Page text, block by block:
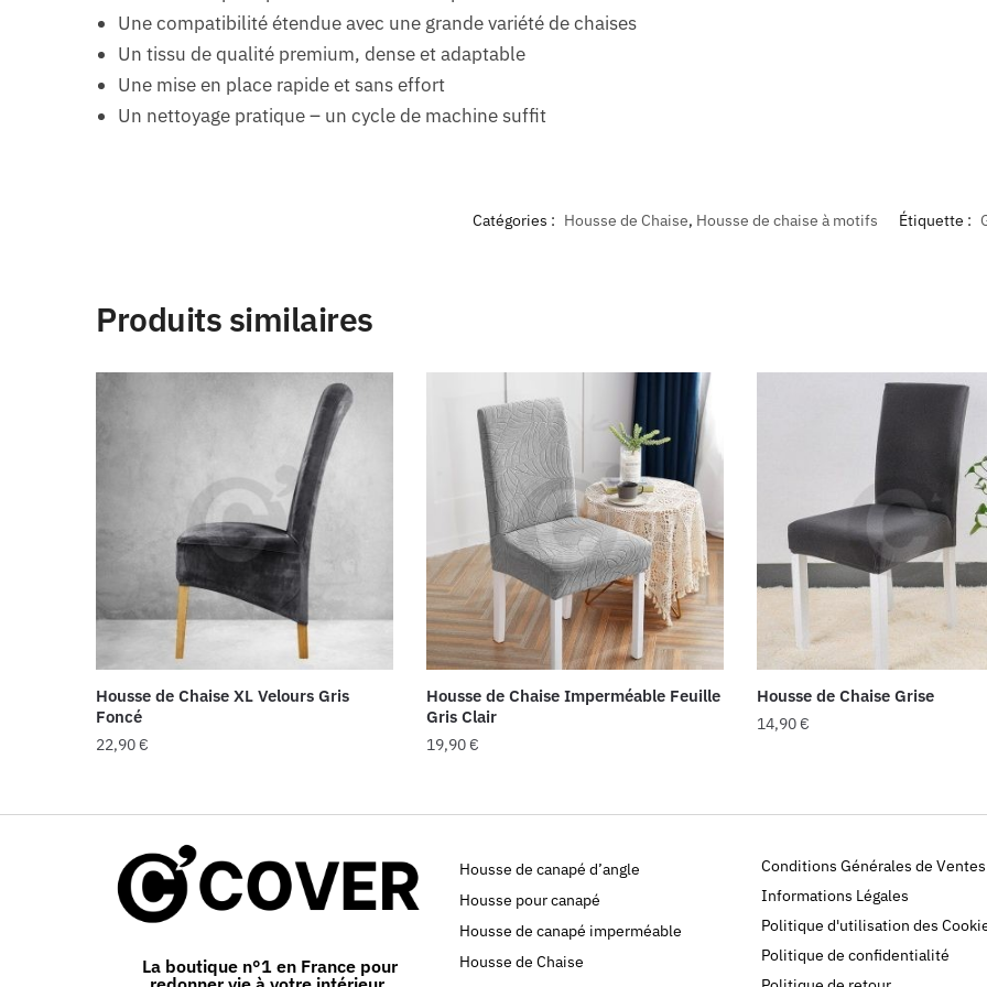
Une compatibilité étendue avec une grande variété de chaises
Un tissu de qualité premium, dense et adaptable
Une mise en place rapide et sans effort
Un nettoyage pratique – un cycle de machine suffit
Catégories : Housse de Chaise, Housse de chaise à motifs Étiquette :
Produits similaires
Housse de Chaise XL Velours Gris
Foncé
22,90€
Housse de Chaise Imperméable Feuille
Gris Clair
19,90€
Housse de Chaise Grise
14,90€
La boutique n°1 en France pour
Housse de canapé d’angle
Housse pour canapé
Housse de canapé imperméable
Housse de Chaise
Conditions Générales de Ventes
Informations Légales
Politique d'utilisation des
Politique de confidentialité